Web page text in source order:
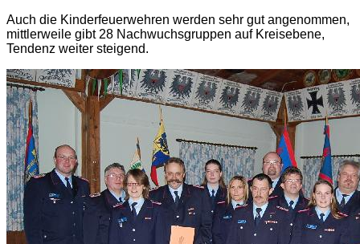
Auch die Kinderfeuerwehren werden sehr gut angenommen,
mittlerweile gibt 28 Nachwuchsgruppen auf Kreisebene,
Tendenz weiter steigend.